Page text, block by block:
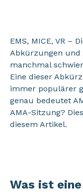
EMS, MICE, VR –
Abkürzungen und
manchmal
Eine dieser
immer populärer
genau bedeutet
AMA-Sitzung?
diesem Artikel.
Was ist